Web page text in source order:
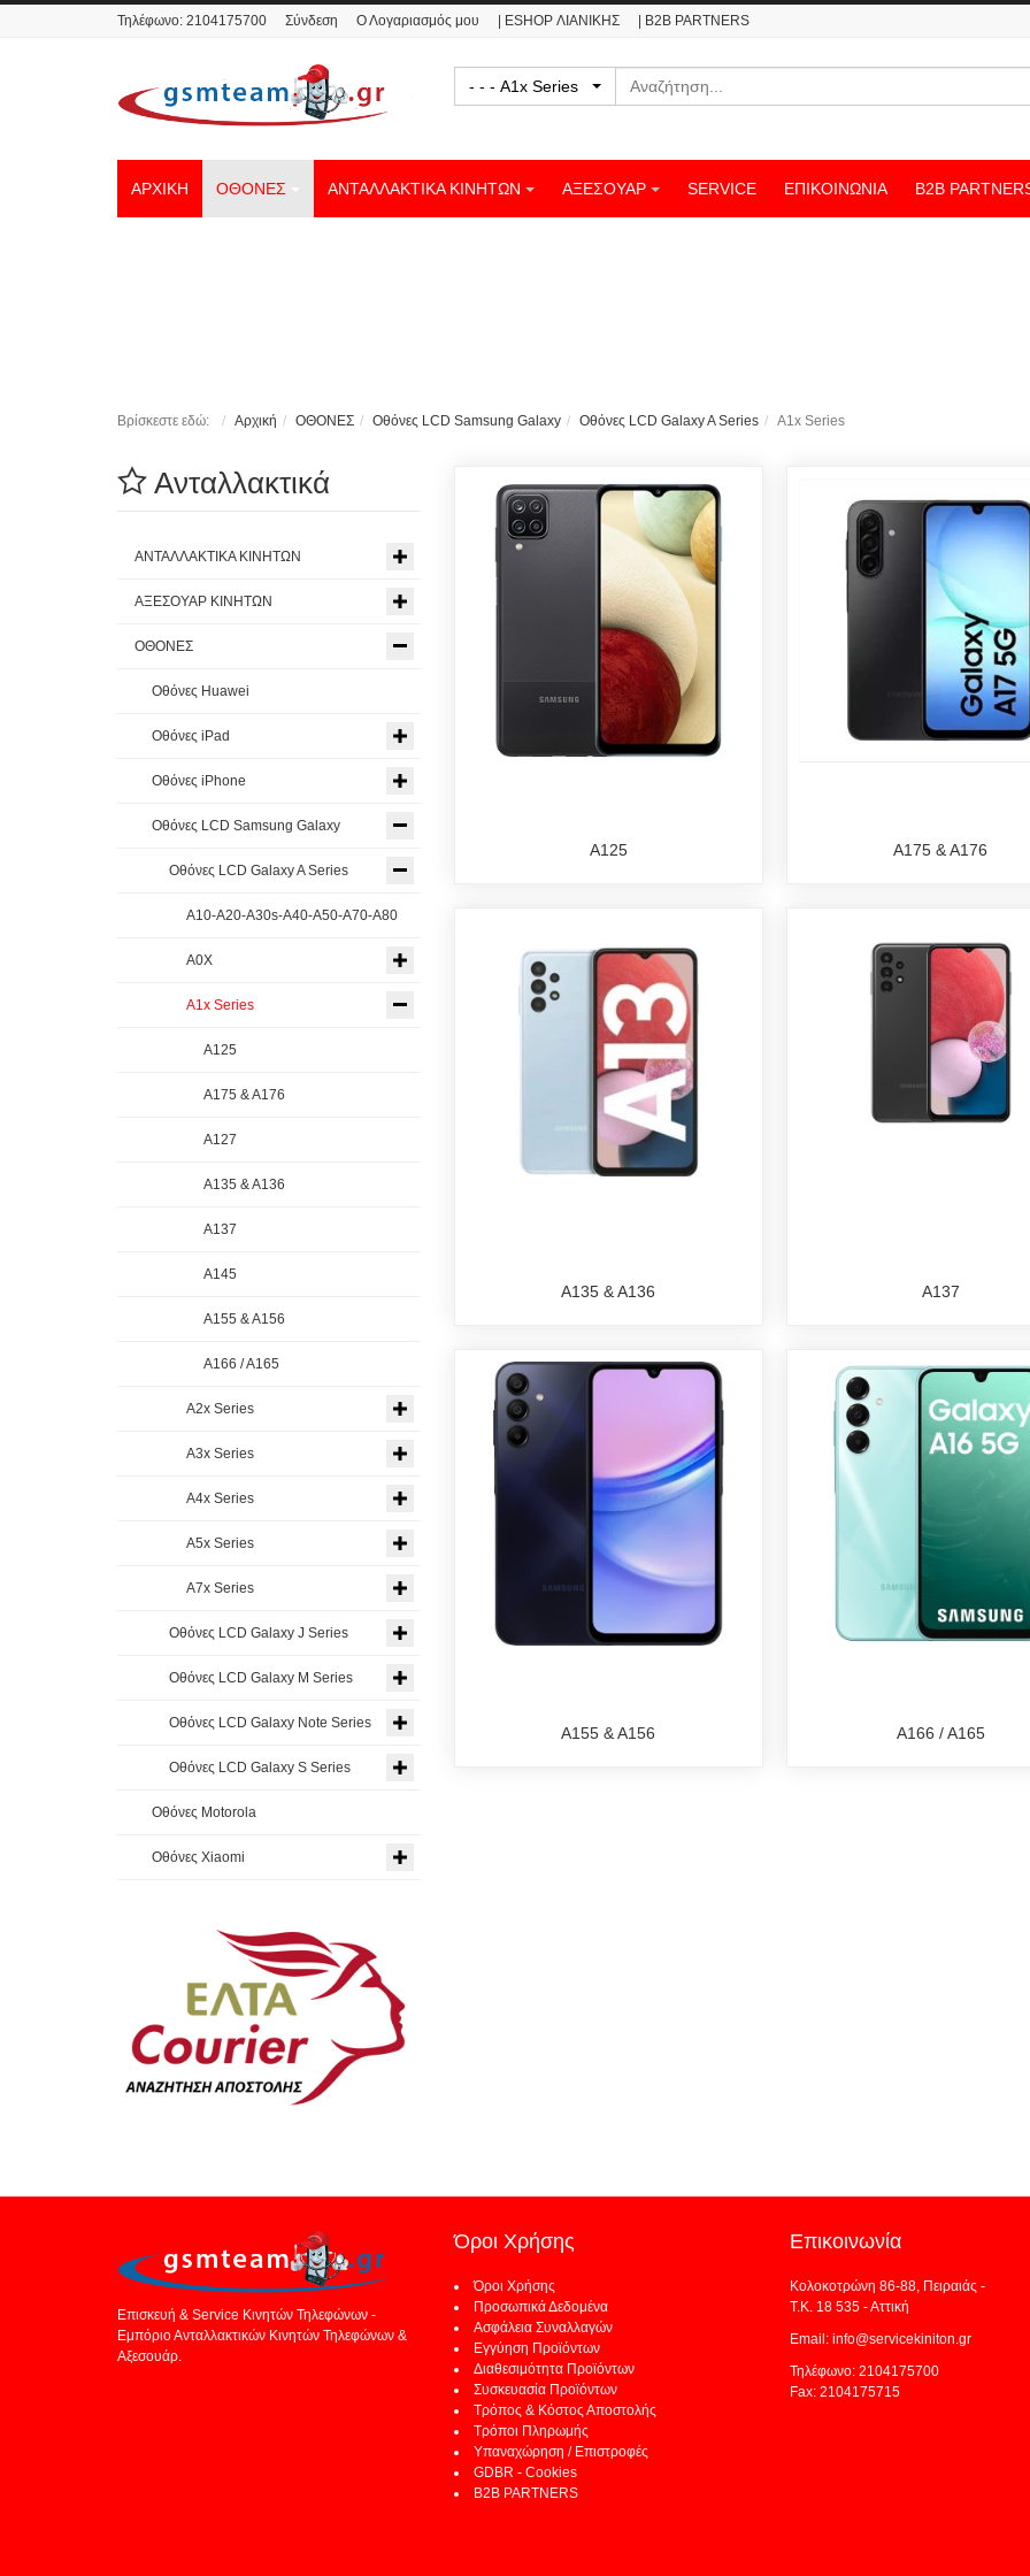
Τηλέφωνο: 2104175700 Σύνδεση Ο Λογαριασμός μου | ESHOP ΛΙΑΝΙΚΗΣ | B2B PARTNERS
- - - A1x Series
ΑΡΧΙΚΗ ΟΘΟΝΕΣ ΑΝΤΑΛΛΑΚΤΙΚΑ ΚΙΝΗΤΩΝ ΑΞΕΣΟΥΑΡ SERVICE ΕΠΙΚΟΙΝΩΝΊΑ B2B
Βρίσκεστε εδώ: Αρχική ΟΘΟΝΕΣ Οθόνες LCD Samsung Galaxy Οθόνες LCD Galaxy A Series A1x Series
A125 A175 & A176
A135 & A136 A137
A155 & A156 A166 / A165
Ανταλλακτικά
ΑΝΤΑΛΛΑΚΤΙΚΑ ΚΙΝΗΤΩΝ
ΑΞΕΣΟΥΑΡ ΚΙΝΗΤΩΝ
ΟΘΟΝΕΣ
Οθόνες Huawei
Οθόνες iPad
Οθόνες iPhone
Οθόνες LCD Samsung Galaxy
Οθόνες LCD Galaxy A Series
A10-A20-A30s-A40-A50-A70-A80
A0X
A1x Series
A125
A175 & A176
A127
A135 & A136
A137
A145
A155 & A156
A166 / A165
A2x Series
A3x Series
A4x Series
A5x Series
A7x Series
Οθόνες LCD Galaxy J Series
Οθόνες LCD Galaxy M Series
Οθόνες LCD Galaxy Note Series
Οθόνες LCD Galaxy S Series
Οθόνες Motorola
Οθόνες Xiaomi
Επισκευή & Service Κινητών Τηλεφώνων -
Εμπόριο Ανταλλακτικών Κινητών Τηλεφώνων &
Αξεσουάρ.
Όροι Χρήσης
Όροι Χρήσης
Προσωπικά Δεδομένα
Ασφάλεια Συναλλαγών
Εγγύηση Προϊόντων
Διαθεσιμότητα Προϊόντων
Συσκευασία Προϊόντων
Τρόπος & Κόστος Αποστολής
Τρόποι Πληρωμής
Υπαναχώρηση / Επιστροφές
GDBR - Cookies
B2B PARTNERS
Επικοινωνία
Κολοκοτρώνη 86-88, Πειραιάς -
Τ.Κ. 18 535 - Αττική
Email: info@servicekiniton.gr
Τηλέφωνο: 2104175700
Fax: 2104175715